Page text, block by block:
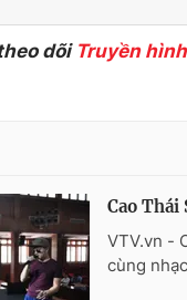
dõi Truyền
Cao Thái
VTV.vn -
cùng